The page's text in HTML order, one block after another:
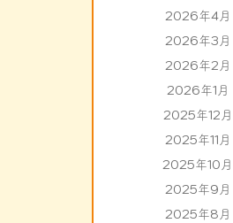
2026年4月
2026年3月
2026年2月
2026年1月
2025年12月
2025年11月
2025年10月
2025年9月
2025年8月